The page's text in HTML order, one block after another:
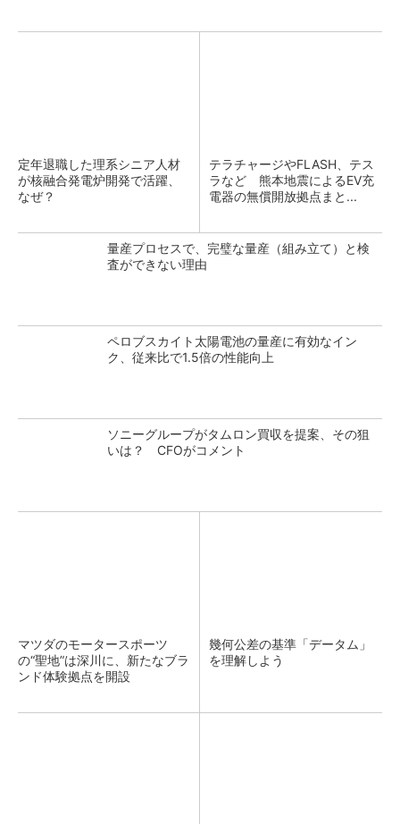
定年退職した理系シニア人材
が核融合発電炉開発で活躍、
なぜ？
テラチャージやFLASH、テス
ラなど 熊本地震によるEV充
電器の無償開放拠点まと...
量産プロセスで、完璧な量産（組み立て）と検
査ができない理由
ペロブスカイト太陽電池の量産に有効なイン
ク、従来比で1.5倍の性能向上
ソニーグループがタムロン買収を提案、その狙
いは？ CFOがコメント
マツダのモータースポーツ
の“聖地”は深川に、新たなブラ
ンド体験拠点を開設
幾何公差の基準「データム」
を理解しよう